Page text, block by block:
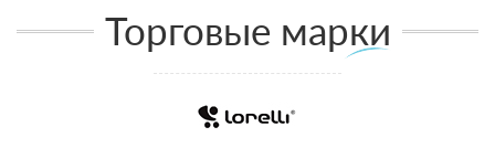
Торговые марки